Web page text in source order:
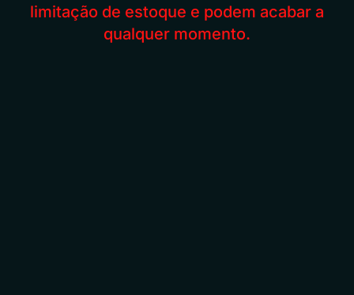
limitação de estoque e podem acabar a
qualquer momento.